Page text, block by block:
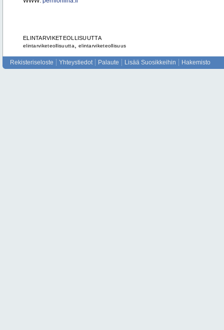
ELINTARVIKETEOLLISUUTTA
elintarviketeollisuutta elintarviketeollisuus
Rekisteriseloste Yhteystiedot Palaute Lisää Suosikkeihin Hakemisto